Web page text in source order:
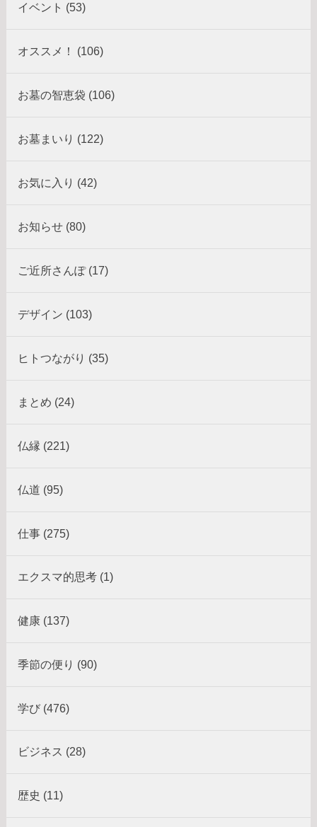
イベント (53)
オススメ！ (106)
お墓の智恵袋 (106)
お墓まいり (122)
お気に入り (42)
お知らせ (80)
ご近所さんぽ (17)
デザイン (103)
ヒトつながり (35)
まとめ (24)
仏縁 (221)
仏道 (95)
仕事 (275)
エクスマ的思考 (1)
健康 (137)
季節の便り (90)
学び (476)
ビジネス (28)
歴史 (11)